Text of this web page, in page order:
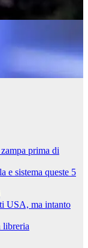
prima di
e sistema queste 5
USA, ma intanto
libreria